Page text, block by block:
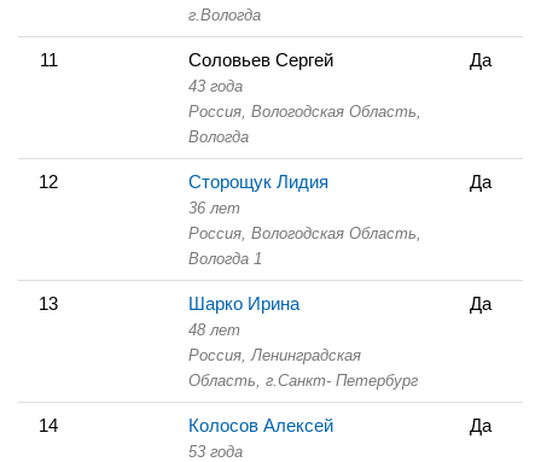
г.Вологда
11 Соловьев Сергей
43 года
Россия, Вологодская Область,
Вологда
Да
12 Сторощук Лидия
36 лет
Россия, Вологодская Область,
Вологда 1
Да
13 Шарко Ирина
48 лет
Россия, Ленинградская
Область, г.Санкт- Петербург
Да
14 Колосов Алексей
53 года
Да